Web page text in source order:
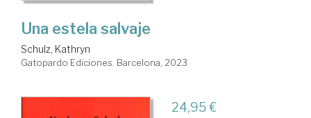
Una estela salvaje
Schulz, Kathryn
Gatopardo Ediciones. Barcelona, 2023
24,95 €